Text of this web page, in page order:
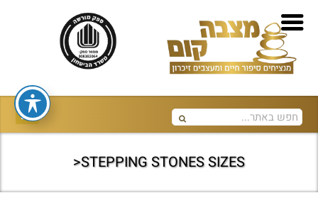
STEPPING STONES SIZES<